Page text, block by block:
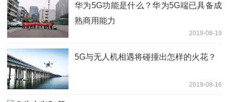
华为5G功能是什么？华为5G端已具备成
熟商用能力
2019-08-19
5G与无人机相遇将碰撞出怎样的火花？
2019-08-16